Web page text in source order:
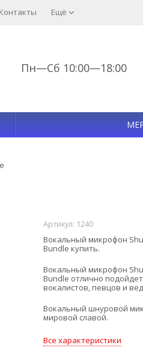
Контакты Ещё
Пн—Сб 10:00—18:00
Артикул: 1240
Вокальный микрофон
Bundle купить.
Вокальный микрофон
Bundle отлично
вокалистов, певцов и
Вокальный шнуровой
мировой славой.
Все характеристики